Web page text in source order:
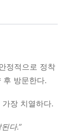
정적으로 정착
후 방문한다.
장 치열하다.
다.”